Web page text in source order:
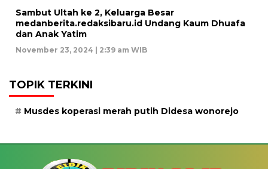
Sambut Ultah ke 2, Keluarga Besar
medanberita.redaksibaru.id Undang Kaum Dhuafa
dan Anak Yatim
November 23, 2024 | 2:39 am WIB
TOPIK TERKINI
Musdes koperasi merah putih Didesa wonorejo